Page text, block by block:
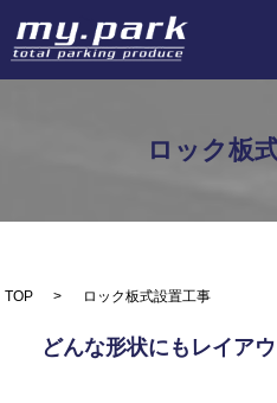
ロック板
TOP ロック板式設置工事
どんな形状にもレイア